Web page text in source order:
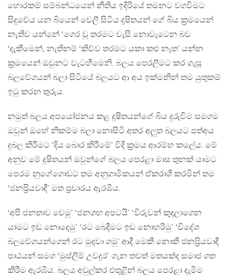
හොරකම් සම්බන්ධයෙන් නීතිය ඉදිරියේ තමනට වගවීමට
සිදුවේය යන බියෙන් වෙලී සිටිය දූෂිතයන් ගේ බිය ක්‍රමයෙන්
නැතිව යන්නේ ‘ගෙර වූ තරමට වැසි නොවැටෙන බව
‘දැකීමෙන්, නැතිනම් ‘කිව්ව තරමට යකා කළු නැත’ යන්න
ක්‍රමයෙන් ඔවුනට වැටහීමෙනි. බලය පෙරලීමට කර ගැසූ
බලවේගයන් බලා සිටියේ බලයට ආ අය ඉක්මනින් තම යුතුකම්
ඉටු කරන තුරුය.
නමුත් බලය අපයෝජනය කළ දූෂිතයන්ගේ බිය දුරුවීම සමගම
ඔවුන් ඔහේ නිකම්ම බලා නොසිටි අතර අලුත බලයට පත්අය
දුබල කිරීමට ‘දිය බොර කිරීමේ’ විදි ක්‍රමය ආරම්භ කලේය. මේ
අනුව මේ දූෂිතයන් ඔවුන්ගේ බලය පෙරළා මාස තුනක් යාමට
පෙරම නුගේගොඩට තම අනුගාමිකයන් ඒකරාශී කරමින් තම
‘ජනප්‍රියවාදී’ මත ප්‍රචාරය ඇරඹීය.
‘අපි ජනතාව වෙමු’ ‘ජනගඟ අපටයි’ ‘විරුවන් කුදලාගෙන
යාමට ඉඩ නොදෙමු’ ‘රට බෙදීමට ඉඩ නොහරිමු’ ‘විදේශ
බලවේගයන්ගෙන් රට මුදවා ගමු’ ආදී මෙකී නොකී ජනප්‍රියවාදී
පාඨයන් සමග ‘මුස්ලිම් උවදුර’ ගැන තවත් මතයක්ද සමාජ ගත
කිරීම ඇරඹීය. බලය අවුල්කර එතුළින් බලය පෙරළා දැමීම